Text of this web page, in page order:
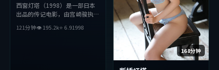
西窗灯塔（1998）是一部日本
出品的传记电影，由宫崎骏执
演。影片在叙事与视听上力求突
121分钟👁195.2k⭐ 6.91998
168分钟